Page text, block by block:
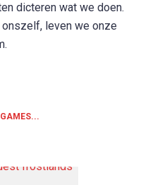
dicteren wat we doen.
leven we onze